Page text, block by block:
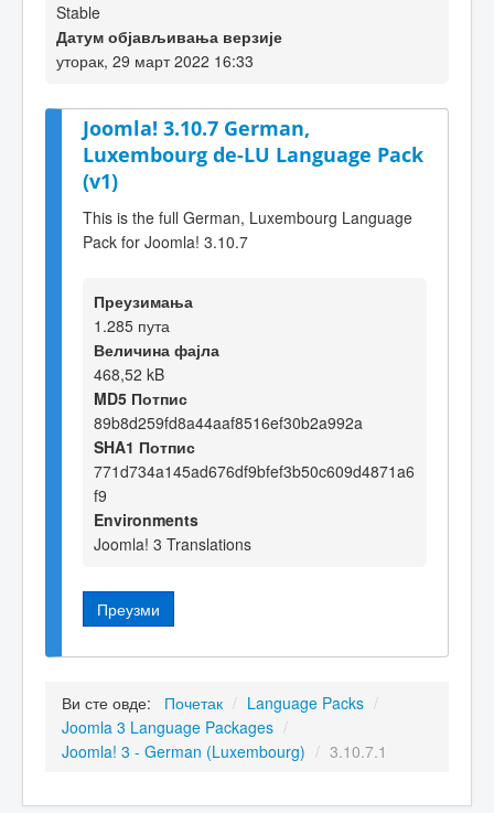
Stable
Датум објављивања верзије
уторак, 29 март 2022 16:33
Joomla! 3.10.7 German,
Luxembourg de-LU Language Pack
(v1)
This is the full German, Luxembourg Language
Pack for Joomla! 3.10.7
Преузимања
1.285 пута
Величина фајла
468,52 kB
MD5 Потпис
89b8d259fd8a44aaf8516ef30b2a992a
SHA1 Потпис
771d734a145ad676df9bfef3b50c609d4871a6
f9
Environments
Joomla! 3 Translations
Преузми
Ви сте овде: Почетак / Language Packs /
Joomla 3 Language Packages /
Joomla! 3 - German (Luxembourg) / 3.10.7.1